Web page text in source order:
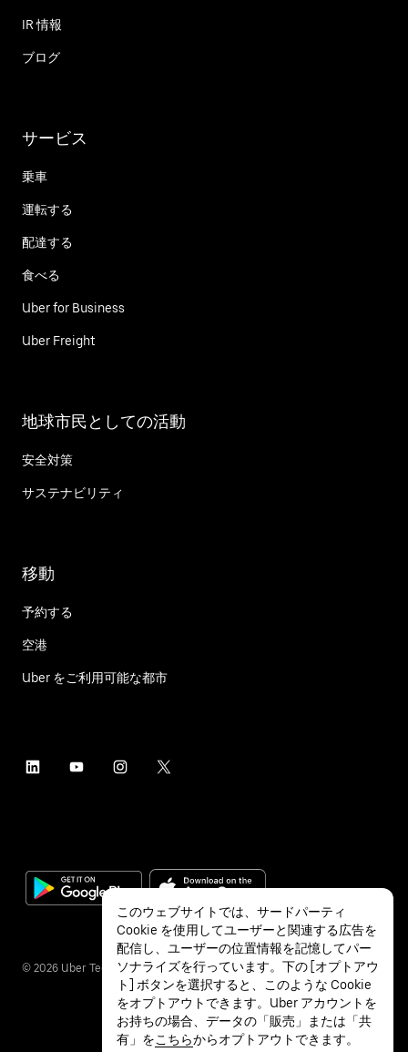
IR 情報
ブログ
サービス
乗車
運転する
配達する
食べる
Uber for Business
Uber Freight
地球市民としての活動
安全対策
サステナビリティ
移動
予約する
空港
Uber をご利用可能な都市
© 2026 Uber Technologies Inc.
このウェブサイトでは、サードパーティ
Cookie を使用してユーザーと関連する広告を
配信し、ユーザーの位置情報を記憶してパー
ソナライズを行っています。下の [オプトアウ
ト] ボタンを選択すると、このような Cookie
をオプトアウトできます。Uber アカウントを
お持ちの場合、データの「販売」または「共
有」をこちらからオプトアウトできます。